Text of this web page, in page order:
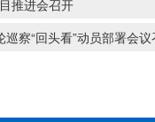
推进会召开
察“回头看”动员部署会